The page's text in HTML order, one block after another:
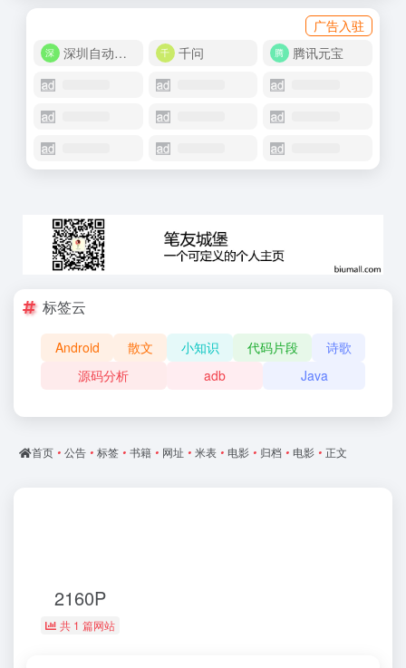
广告入驻
深圳自动化商城
千问 腾讯元宝
标签云
Android 散文 小知识 代码片段
诗歌
源码分析
adb Java
首页 • 公告 • 标签 • 书籍 • 网址 • 米表 • 电影 • 归档 • 电影 • 正文
2160P
共 1 篇网站